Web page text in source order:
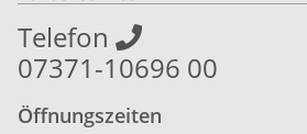
Telefon
07371-10696 00
Öffnungszeiten